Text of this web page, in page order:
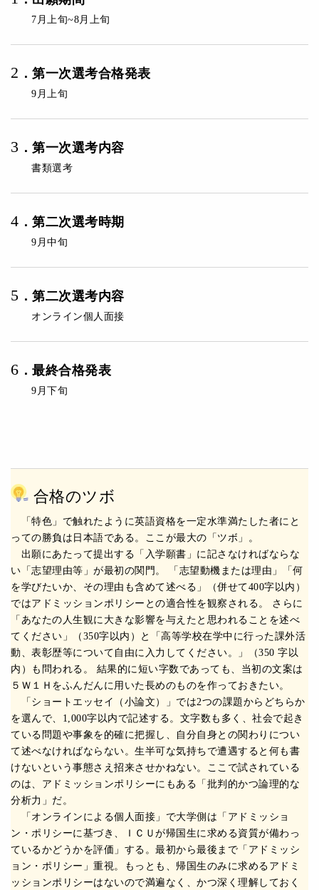
7月上旬~8月上旬
2 ． 第一次選考合格発表
9月上旬
3 ．第一次選考内容
書類選考
4 ． 第二次選考時期
9月中旬
5 ．第二次選考内容
オンライン個人面接
6 ． 最終合格発表
9月下旬
合格のツボ
「特色」で触れたように英語資格を一定水準満たした者にと
っての勝負は日本語である。ここが最大の「ツボ」。
出願にあたって提出する「入学願書」に記さなければならな
い「志望理由等」が最初の関門。 「志望動機または理由」「何
を学びたいか、その理由も含めて述べる」（併せて400字以内）
ではアドミッションポリシーとの適合性を観察される。 さらに
「あなたの人生観に大きな影響を与えたと思われることを述べ
てください」（350字以内）と「高等学校在学中に行った課外活
動、表彰歴等について自由に入力してください。」（350 字以
内）も問われる。 結果的に短い字数であっても、当初の文案は
５Ｗ１Ｈをふんだんに用いた長めのものを作っておきたい。
「ショートエッセイ（小論文）」では2つの課題からどちらか
を選んで、1,000字以内で記述する。文字数も多く、社会で起き
ている問題や事象を的確に把握し、自分自身との関わりについ
て述べなければならない。生半可な気持ちで遭遇すると何も書
けないという事態さえ招来させかねない。ここで試されている
のは、アドミッションポリシーにもある「批判的かつ論理的な
分析力」だ。
「オンラインによる個人面接」で大学側は「アドミッショ
ン・ポリシーに基づき、ＩＣＵが帰国生に求める資質が備わっ
ているかどうかを評価」する。最初から最後まで「アドミッシ
ョン・ポリシー」重視。もっとも、帰国生のみに求めるアドミ
ッションポリシーはないので満遍なく、かつ深く理解しておく